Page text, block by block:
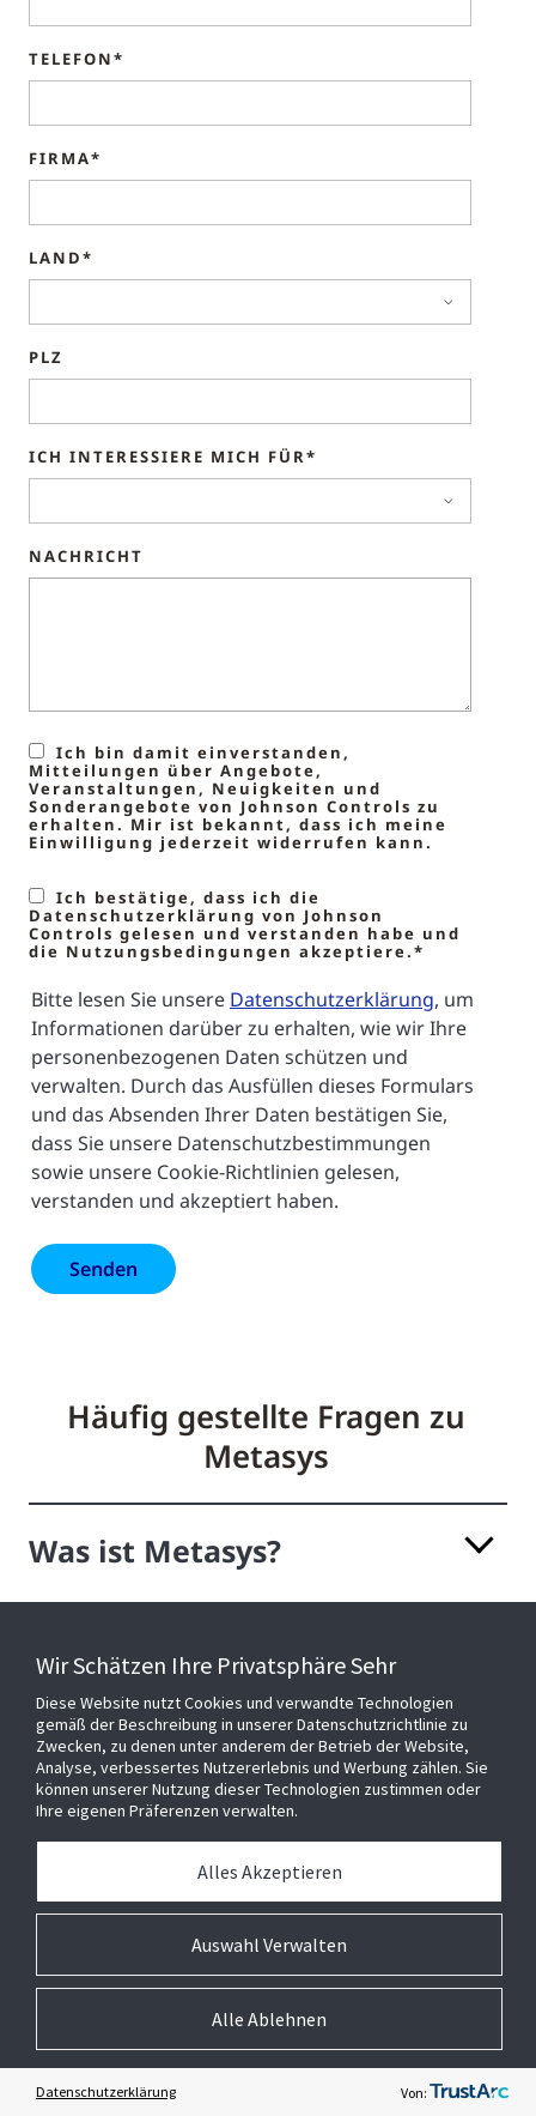
TELEFON*
FIRMA*
LAND*
PLZ
ICH INTERESSIERE MICH FÜR*
NACHRICHT
Ich bin damit einverstanden,
Mitteilungen über Angebote,
Veranstaltungen, Neuigkeiten und
Sonderangebote von Johnson Controls zu
erhalten. Mir ist bekannt, dass ich meine
Einwilligung jederzeit widerrufen kann.
Ich bestätige, dass ich die
Datenschutzerklärung von Johnson
Controls gelesen und verstanden habe und
die Nutzungsbedingungen akzeptiere.*
Bitte lesen Sie unsere Datenschutzerklärung, um
Informationen darüber zu erhalten, wie wir Ihre
personenbezogenen Daten schützen und
verwalten. Durch das Ausfüllen dieses Formulars
und das Absenden Ihrer Daten bestätigen Sie,
dass Sie unsere Datenschutzbestimmungen
sowie unsere Cookie-Richtlinien gelesen,
verstanden und akzeptiert haben.
Häufig gestellte Fragen zu
Metasys
Was ist Metasys?
Brauche ich eine spezielle
Software, um auf Metasys
zuzugreifen?
Wie sicher ist Metasys?
Kann ich Geräte anderer
Anbieter in Metasys
integrieren?
Wir Schätzen Ihre Privatsphäre Sehr
Diese Website nutzt Cookies und verwandte Technologien
gemäß der Beschreibung in unserer Datenschutzrichtlinie zu
Zwecken, zu denen unter anderem der Betrieb der Website,
Analyse, verbessertes Nutzererlebnis und Werbung zählen. Sie
können unserer Nutzung dieser Technologien zustimmen oder
Ihre eigenen Präferenzen verwalten.
Auswahl Verwalten
Alles Akzeptieren
Alle Ablehnen
Datenschutzerklärung Von: